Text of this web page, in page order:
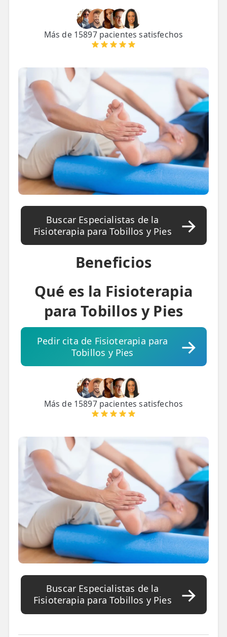
📍 Barrio del Pilar
📍 Chamberí - Centro
📍 Carabanchel - Usera
📍 Bravo Murillo
📍 Getafe
TIENDA
🛍️ Tienda Bonos
🛍️ Tienda Productos Fisioterapia
🎁 Tarjetas Regalo
🛒 Carrito
☎️ 91 005 23 63
📧 Contacta
ESPECIALIDADES
🩻 Fisioterapia Traumatológica
💆 Masajes Madrid
🏅 Fisioterapia Deportiva
🧠 Fisioterapia Neurológica
🧍 Fisioterapia Vestibular
🫁 Fisioterapia Respiratoria
👶 Fisioterapia Pediátrica
✅ Punción Seca
✅ Ondas de Choque
Más de 15897 pacientes satisfechos
Buscar Especialistas de la
Fisioterapia para Tobillos y Pies
Beneficios
Qué es la Fisioterapia
para Tobillos y Pies
Pedir cita de Fisioterapia para
Tobillos y Pies
Más de 15897 pacientes satisfechos
Buscar Especialistas de la
Fisioterapia para Tobillos y Pies